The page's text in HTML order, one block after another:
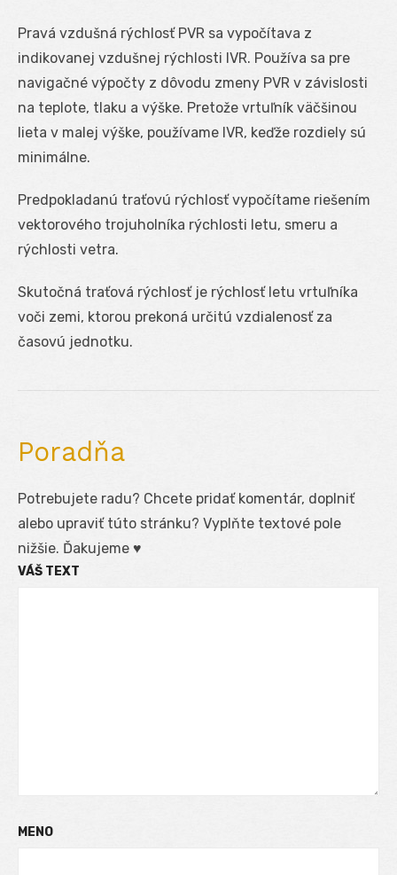
Pravá vzdušná rýchlosť PVR sa vypočítava z
indikovanej vzdušnej rýchlosti IVR. Používa sa pre
navigačné výpočty z dôvodu zmeny PVR v závislosti
na teplote, tlaku a výške. Pretože vrtuľník väčšinou
lieta v malej výške, používame IVR, keďže rozdiely sú
minimálne.
Predpokladanú traťovú rýchlosť vypočítame riešením
vektorového trojuholníka rýchlosti letu, smeru a
rýchlosti vetra.
Skutočná traťová rýchlosť je rýchlosť letu vrtuľníka
voči zemi, ktorou prekoná určitú vzdialenosť za
časovú jednotku.
Poradňa
Potrebujete radu? Chcete pridať komentár, doplniť
alebo upraviť túto stránku? Vyplňte textové pole
nižšie. Ďakujeme ♥
VÁŠ TEXT
MENO